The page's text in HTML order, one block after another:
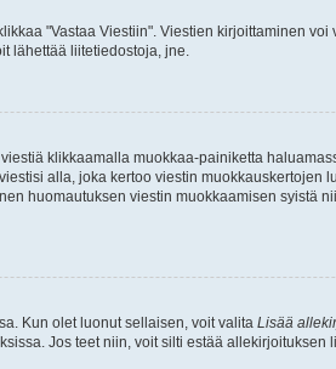
"Vastaa Viestiin". Viestien kirjoittaminen
lähettää liitetiedostoja, jne.
klikkaamalla muokkaa-painiketta
alla, joka kertoo viestin muokkauskertojen
huomautuksen viestin muokkaamisen syistä
Kun olet luonut sellaisen, voit valita Lisää
Jos teet niin, voit silti estää